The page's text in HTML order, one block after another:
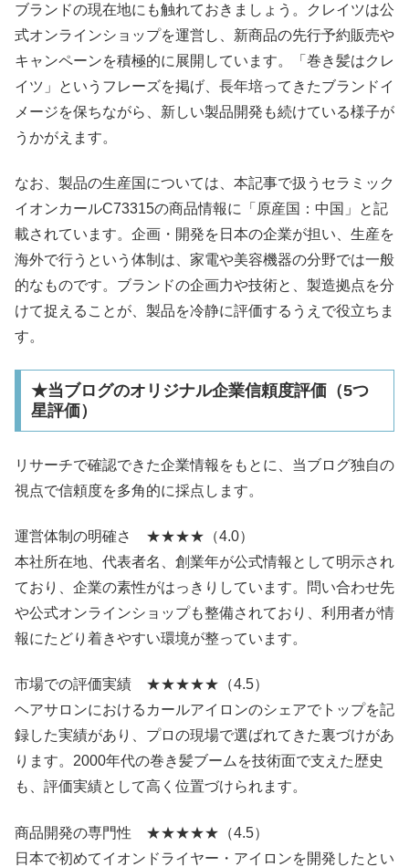
ブランドの現在地にも触れておきましょう。クレイツは公
式オンラインショップを運営し、新商品の先行予約販売や
キャンペーンを積極的に展開しています。「巻き髪はクレ
イツ」というフレーズを掲げ、長年培ってきたブランドイ
メージを保ちながら、新しい製品開発も続けている様子が
うかがえます。
なお、製品の生産国については、本記事で扱うセラミック
イオンカールC73315の商品情報に「原産国：中国」と記
載されています。企画・開発を日本の企業が担い、生産を
海外で行うという体制は、家電や美容機器の分野では一般
的なものです。ブランドの企画力や技術と、製造拠点を分
けて捉えることが、製品を冷静に評価するうえで役立ちま
す。
★当ブログのオリジナル企業信頼度評価（5つ
星評価）
リサーチで確認できた企業情報をもとに、当ブログ独自の
視点で信頼度を多角的に採点します。
運営体制の明確さ ★★★★（4.0）
本社所在地、代表者名、創業年が公式情報として明示され
ており、企業の素性がはっきりしています。問い合わせ先
や公式オンラインショップも整備されており、利用者が情
報にたどり着きやすい環境が整っています。
市場での評価実績 ★★★★★（4.5）
ヘアサロンにおけるカールアイロンのシェアでトップを記
録した実績があり、プロの現場で選ばれてきた裏づけがあ
ります。2000年代の巻き髪ブームを技術面で支えた歴史
も、評価実績として高く位置づけられます。
商品開発の専門性 ★★★★★（4.5）
日本で初めてイオンドライヤー・アイロンを開発したとい